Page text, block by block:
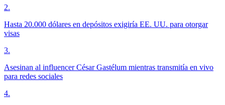
2.
Hasta 20.000 dólares en depósitos exigiría EE. UU. para otorgar
visas
3.
Asesinan al influencer César Gastélum mientras transmitía en vivo
para redes sociales
4.